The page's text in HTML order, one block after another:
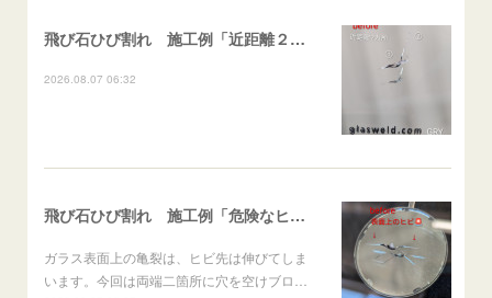
飛び石ひび割れ 施工例「近距離２箇所・パーシャル系+ストレート系」CX-8
2026.08.07 06:32
飛び石ひび割れ 施工例「危険なヒビ🚨⚠️表面上亀裂」ジムニー
ガラス表面上の亀裂は、ヒビ先は伸びてしま
います。今回は両端二箇所に穴を空けブロ…